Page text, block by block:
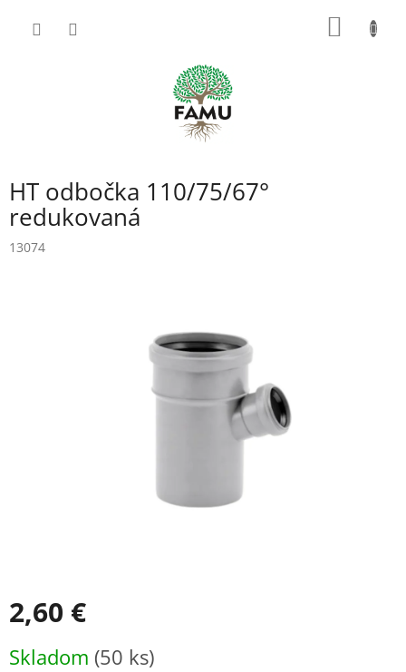
HT odbočka 110/75/67°
redukovaná
13074
2,60 €
cena:
Skladom (50 ks)